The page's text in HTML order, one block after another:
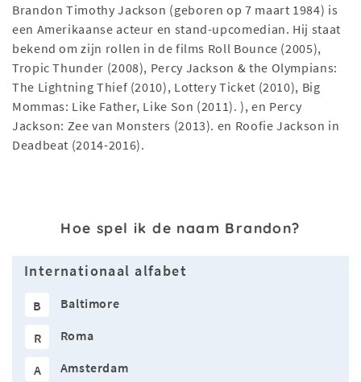
Brandon Timothy Jackson (geboren op 7 maart 1984) is
een Amerikaanse acteur en stand-upcomedian. Hij staat
bekend om zijn rollen in de films Roll Bounce (2005),
Tropic Thunder (2008), Percy Jackson & the Olympians:
The Lightning Thief (2010), Lottery Ticket (2010), Big
Mommas: Like Father, Like Son (2011). ), en Percy
Jackson: Zee van Monsters (2013). en Roofie Jackson in
Deadbeat (2014-2016).
Hoe spel ik de naam Brandon?
Internationaal alfabet
B Baltimore
R Roma
A Amsterdam